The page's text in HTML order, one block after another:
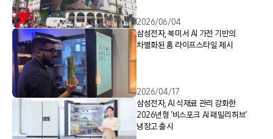
2026/06/04
삼성전자, 북미서 AI 가전 기반의
차별화된 홈 라이프스타일 제시
2026/04/17
삼성전자, AI 식재료 관리 강화한
2026년형 ‘비스포크 AI 패밀리허브’
냉장고 출시